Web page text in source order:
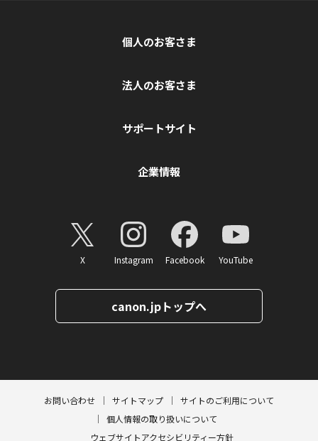
個人のお客さま
法人のお客さま
サポートサイト
企業情報
X Instagram Facebook YouTube
canon.jpトップへ
お問い合わせ サイトマップ
サイトのご利用について
個人情報の取り扱いについて
ウェブサイトアクセシビリティー方針